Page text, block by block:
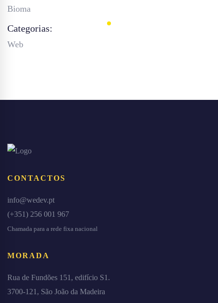
Bioma
Categorias:
Web
CONTACTOS
info@wedev.pt
(+351) 256 001 967
Chamada para a rede fixa nacional
MORADA
Rua de Fundões 151, edifício S1.
3700-121, São João da Madeira